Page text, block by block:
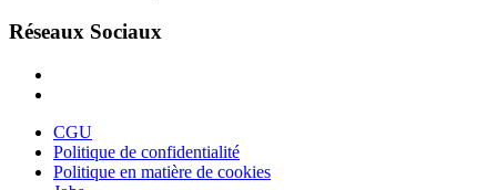
Réseaux Sociaux
CGU
Politique de confidentialité
Politique en matière de cookies